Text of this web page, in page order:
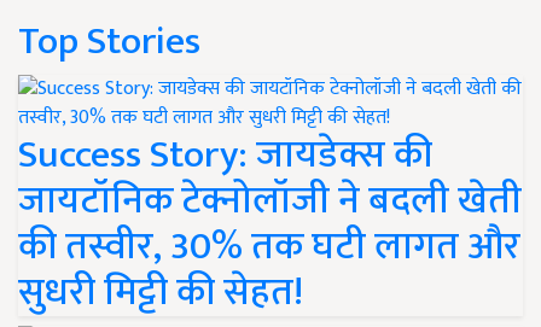
Top Stories
Success Story: जायडेक्स की
जायटॉनिक टेक्नोलॉजी ने बदली खेती
की तस्वीर, 30% तक घटी लागत और
सुधरी मिट्टी की सेहत!